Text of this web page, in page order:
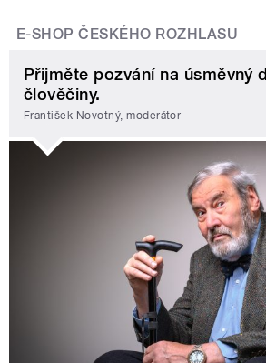
E-SHOP ČESKÉHO ROZHLASU
Přijměte pozvání na úsměvný
člověčiny.
František Novotný, moderátor